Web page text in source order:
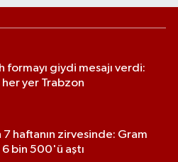
formayı giydi mesajı verdi:
her yer Trabzon
7 haftanın zirvesinde: Gram
6 bin 500'ü aştı